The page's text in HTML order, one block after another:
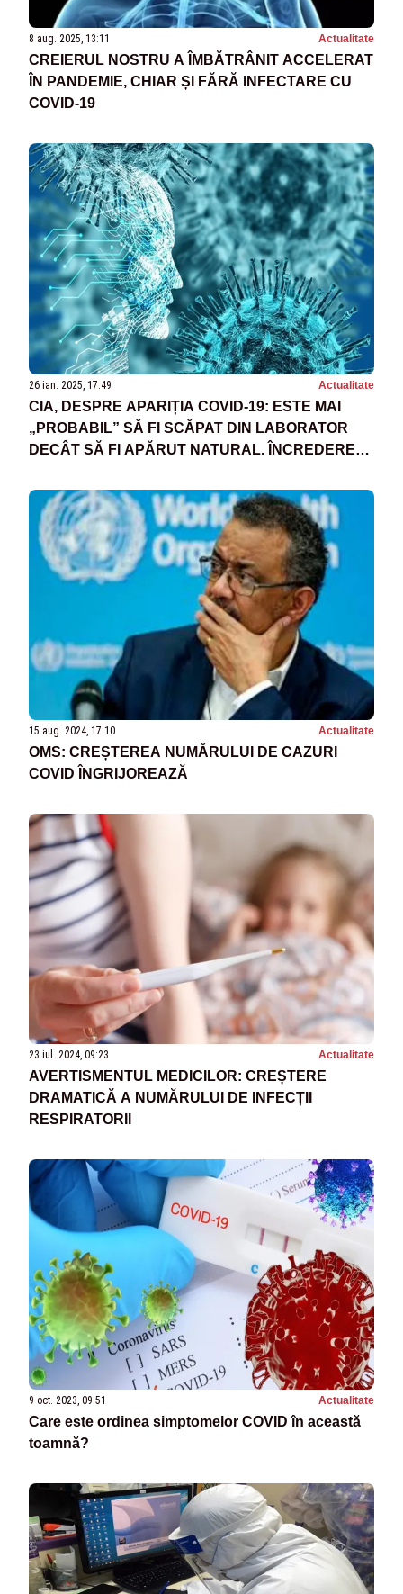
8 aug. 2025, 13:11 Actualitate
CREIERUL NOSTRU A ÎMBĂTRÂNIT ACCELERAT
ÎN PANDEMIE, CHIAR ȘI FĂRĂ INFECTARE CU
COVID-19
26 ian. 2025, 17:49 Actualitate
CIA, DESPRE APARIȚIA COVID-19: ESTE MAI
„PROBABIL” SĂ FI SCĂPAT DIN LABORATOR
DECÂT SĂ FI APĂRUT NATURAL. ÎNCREDEREA
15 aug. 2024, 17:10 Actualitate
OMS: CREȘTEREA NUMĂRULUI DE CAZURI
COVID ÎNGRIJOREAZĂ
23 iul. 2024, 09:23 Actualitate
AVERTISMENTUL MEDICILOR: CREȘTERE
DRAMATICĂ A NUMĂRULUI DE INFECȚII
RESPIRATORII
9 oct. 2023, 09:51 Actualitate
Care este ordinea simptomelor COVID în această
toamnă?